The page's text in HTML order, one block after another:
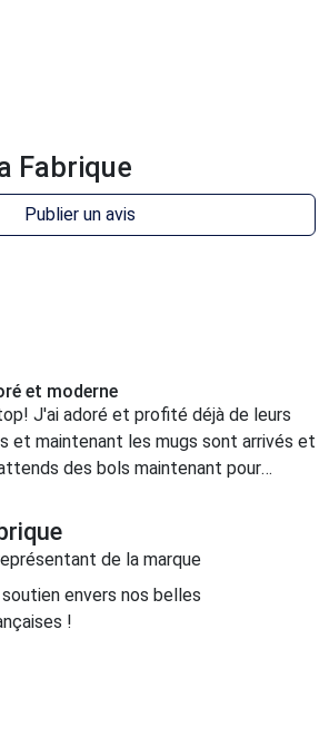
Fabrique
Publier un avis
et moderne
J'ai adoré et profité déjà de leurs
et maintenant les mugs sont arrivés et
des bols maintenant pour
:-) Continuez comme ca c'est super!
de la marque
envers nos belles
!